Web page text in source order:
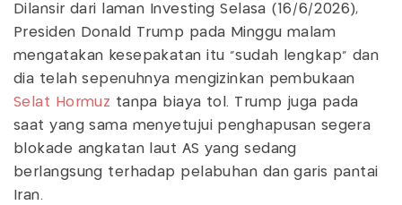
Dilansir dari laman Investing Selasa (16/6/2026),
Presiden Donald Trump pada Minggu malam
mengatakan kesepakatan itu "sudah lengkap" dan
dia telah sepenuhnya mengizinkan pembukaan
Selat Hormuz tanpa biaya tol. Trump juga pada
saat yang sama menyetujui penghapusan segera
blokade angkatan laut AS yang sedang
berlangsung terhadap pelabuhan dan garis pantai
Iran.